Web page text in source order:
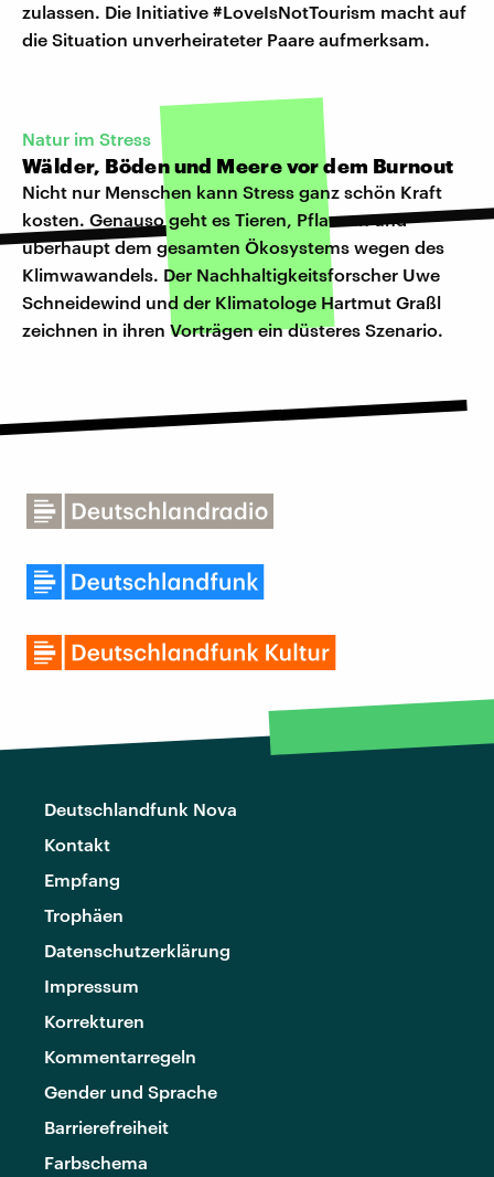
zulassen. Die Initiative #LoveIsNotTourism macht auf
die Situation unverheirateter Paare aufmerksam.
Natur im Stress
Wälder, Böden und Meere vor dem Burnout
Nicht nur Menschen kann Stress ganz schön Kraft
kosten. Genauso geht es Tieren, Pflanzen und
überhaupt dem gesamten Ökosystems wegen des
Klimwawandels. Der Nachhaltigkeitsforscher Uwe
Schneidewind und der Klimatologe Hartmut Graßl
zeichnen in ihren Vorträgen ein düsteres Szenario.
Deutschlandfunk Nova
Kontakt
Empfang
Trophäen
Datenschutzerklärung
Impressum
Korrekturen
Kommentarregeln
Gender und Sprache
Barrierefreiheit
Farbschema